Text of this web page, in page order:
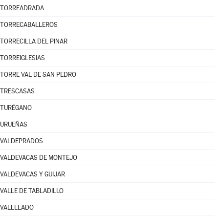
TORREADRADA
TORRECABALLEROS
TORRECILLA DEL PINAR
TORREIGLESIAS
TORRE VAL DE SAN PEDRO
TRESCASAS
TURÉGANO
URUEÑAS
VALDEPRADOS
VALDEVACAS DE MONTEJO
VALDEVACAS Y GUIJAR
VALLE DE TABLADILLO
VALLELADO